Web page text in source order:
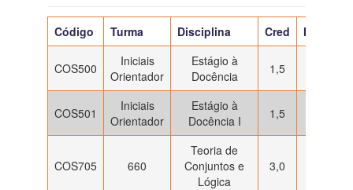
Código Turma Disciplina Cred Horário
COS500
Iniciais
Orientador
Estágio à
Docência
1,5
COS501
Iniciais
Orientador
Estágio à
Docência I
1,5
COS705 660
Teoria de
Conjuntos e
Lógica
3,0